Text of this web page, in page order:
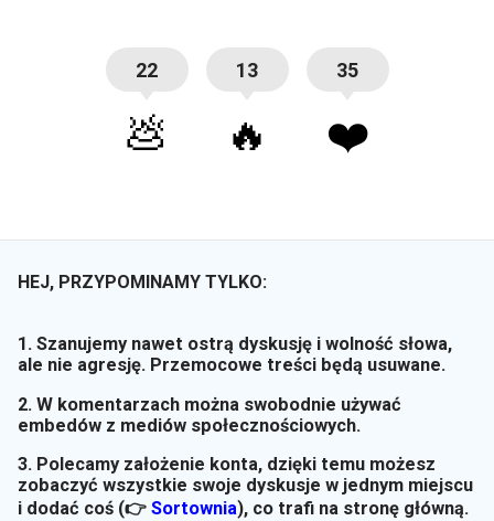
22
💩
13
🔥
35
❤️
HEJ, PRZYPOMINAMY TYLKO:
1. Szanujemy nawet ostrą dyskusję i wolność słowa,
ale nie agresję. Przemocowe treści będą usuwane.
2. W komentarzach można swobodnie używać
embedów z mediów społecznościowych.
3. Polecamy założenie konta, dzięki temu możesz
zobaczyć wszystkie swoje dyskusje w jednym miejscu
i dodać coś (👉 Sortownia), co trafi na stronę główną.